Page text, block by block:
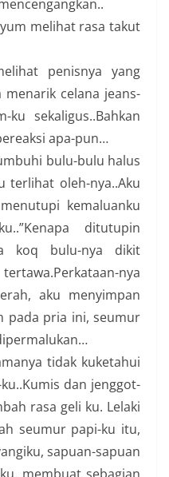
melihat rasa takut
penisnya yang
celana jeans-
sekaligus..Bahkan
apa-pun…
bulu-bulu halus
oleh-nya..Aku
kemaluanku
ditutupin
koq bulu-nya dikit
nya
aku menyimpan
pada pria ini, seumur
tidak kuketahui
dan jenggot-
rasa geli ku. Lelaki
seumur papi-ku itu,
sapuan-sapuan